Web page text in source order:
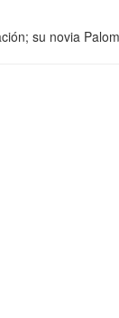
su novia